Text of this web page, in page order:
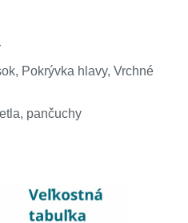
Pokrývka hlavy, Vrchné
pančuchy